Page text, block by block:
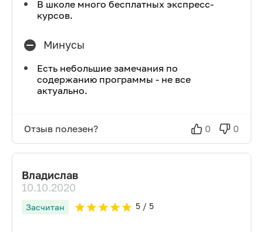
В школе много бесплатных экспресс-
курсов.
Минусы
Есть небольшие замечания по
содержанию программы - не все
актуально.
Отзыв полезен? 0 0
Владислав
10.10.2020
Засчитан 5/ 5